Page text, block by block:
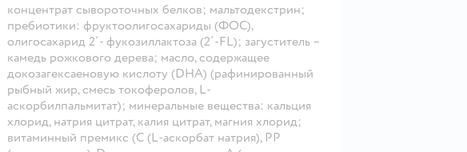
концентрат сывороточных белков; мальтодекстрин;
пребиотики: фруктоолигосахариды (ФОС),
олигосахарид 2´- фукозиллактоза (2´-FL); загуститель –
камедь рожкового дерева; масло, содержащее
докозагексаеновую кислоту (DHA) (рафинированный
рыбный жир, смесь токоферолов, L-
аскорбилпальмитат); минеральные вещества: кальция
хлорид, натрия цитрат, калия цитрат, магния хлорид;
витаминный премикс (С (L-аскорбат натрия), РР